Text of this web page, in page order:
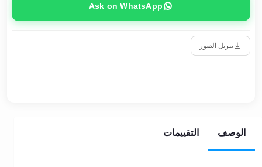
Ask on WhatsApp
تنزيل الصور
الوصف التقييمات